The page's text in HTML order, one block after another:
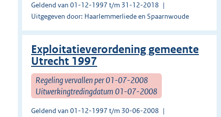
Geldend van 01-12-1997 t/m 31-12-2018
Uitgegeven door: Haarlemmerliede en Spaarnwoude
Exploitatieverordening gemeente
Utrecht 1997
Regeling vervallen per 01-07-2008
Uitwerkingtredingdatum 01-07-2008
Geldend van 01-12-1997 t/m 30-06-2008